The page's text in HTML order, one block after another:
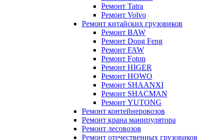
Ремонт Tatra
Ремонт Volvo
Ремонт китайских грузовиков
Ремонт BAW
Ремонт Dong Feng
Ремонт FAW
Ремонт Foton
Ремонт HIGER
Ремонт HOWO
Ремонт SHAANXI
Ремонт SHACMAN
Ремонт YUTONG
Ремонт контейнеровозов
Ремонт крана манипулятора
Ремонт лесовозов
Ремонт отечественных грузовиков